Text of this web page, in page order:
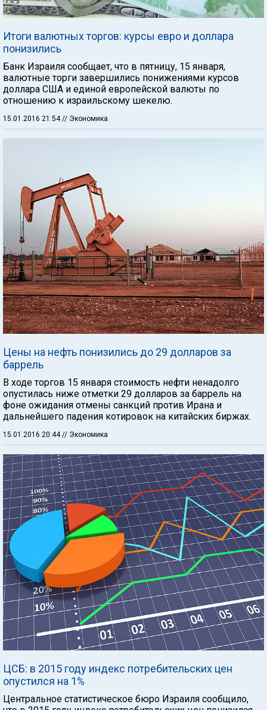
Итоги валютных торгов: курсы евро и доллара
понизились
Банк Израиля сообщает, что в пятницу, 15 января,
валютные торги завершились понижениями курсов
доллара США и единой европейской валюты по
отношению к израильскому шекелю.
15.01.2016 21:54 // Экономика
Цены на нефть понизились до 29 долларов за
баррель
В ходе торгов 15 января стоимость нефти ненадолго
опустилась ниже отметки 29 долларов за баррель на
фоне ожидания отмены санкций против Ирана и
дальнейшего падения котировок на китайских биржах.
15.01.2016 20:44// Экономика
ЦСБ: в 2015 году индекс потребительских цен
опустился на 1%
Центральное статистическое бюро Израиля сообщило,